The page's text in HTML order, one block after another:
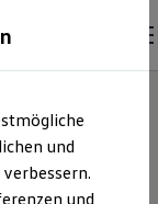
und
und